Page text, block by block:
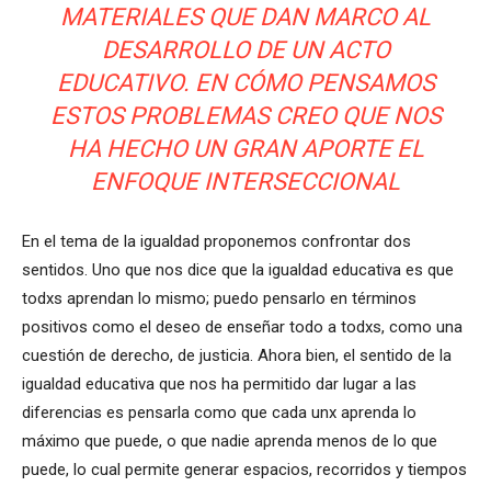
MATERIALES QUE DAN MARCO AL
DESARROLLO DE UN ACTO
EDUCATIVO. EN CÓMO PENSAMOS
ESTOS PROBLEMAS CREO QUE NOS
HA HECHO UN GRAN APORTE EL
ENFOQUE INTERSECCIONAL
En el tema de la igualdad proponemos confrontar dos
sentidos. Uno que nos dice que la igualdad educativa es que
todxs aprendan lo mismo; puedo pensarlo en términos
positivos como el deseo de enseñar todo a todxs, como una
cuestión de derecho, de justicia. Ahora bien, el sentido de la
igualdad educativa que nos ha permitido dar lugar a las
diferencias es pensarla como que cada unx aprenda lo
máximo que puede, o que nadie aprenda menos de lo que
puede, lo cual permite generar espacios, recorridos y tiempos